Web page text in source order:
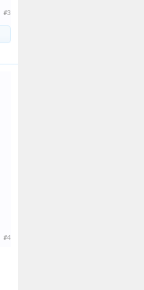
#3
#4